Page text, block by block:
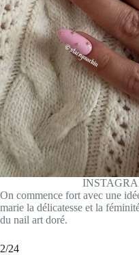
On commence fort avec une
marie la délicatesse et la
du nail art doré.
2/24